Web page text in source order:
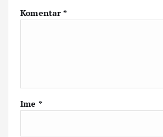
Komentar*
Ime *